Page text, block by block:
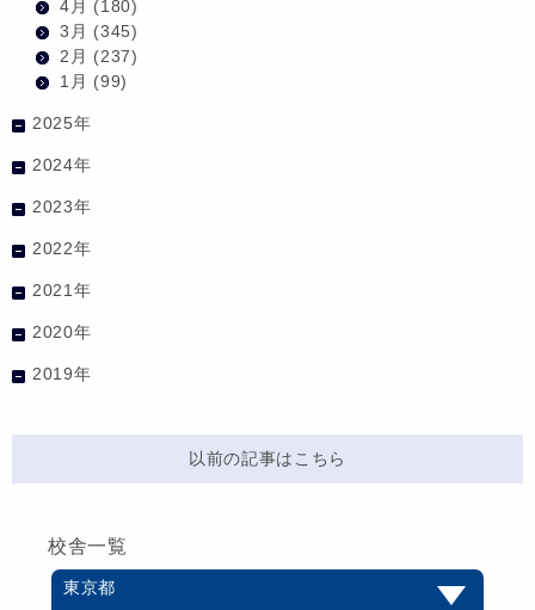
4月 (180)
3月 (345)
2月 (237)
1月 (99)
2025年
2024年
2023年
2022年
2021年
2020年
2019年
以前の記事はこちら
校舎一覧
東京都